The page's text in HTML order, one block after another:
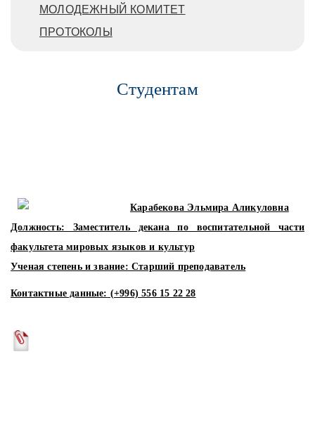
МОЛОДЕЖНЫЙ КОМИТЕТ
ПРОТОКОЛЫ
Студентам
Карабекова Эльмира Аликуловна
Должность: Заместитель декана по воспитательной части
факультета мировых языков и культур
Ученая степень и звание: Старший преподаватель
Контактные данные: (+996) 556 15 22 28